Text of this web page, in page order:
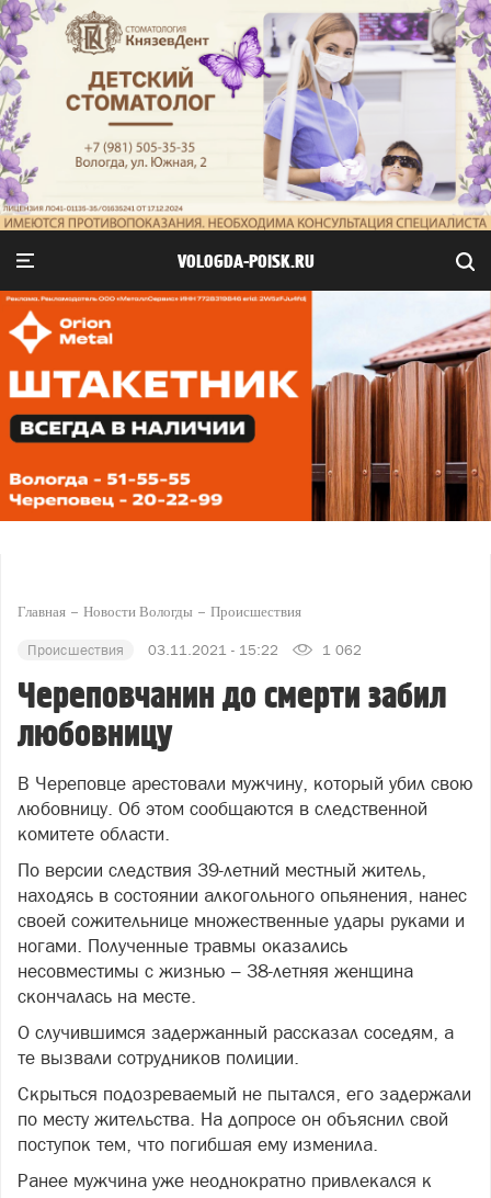
VOLOGDA-POISK.RU
Главная Новости Вологды Происшествия
Происшествия 03.11.2021 - 15:22 1 062
Череповчанин до смерти забил
любовницу
В Череповце арестовали мужчину, который убил свою
любовницу. Об этом сообщаются в следственной
комитете области.
По версии следствия 39-летний местный житель,
находясь в состоянии алкогольного опьянения, нанес
своей сожительнице множественные удары руками и
ногами. Полученные травмы оказались
несовместимы с жизнью – 38-летняя женщина
скончалась на месте.
О случившимся задержанный рассказал соседям, а
те вызвали сотрудников полиции.
Скрыться подозреваемый не пытался, его задержали
по месту жительства. На допросе он объяснил свой
поступок тем, что погибшая ему изменила.
Ранее мужчина уже неоднократно привлекался к